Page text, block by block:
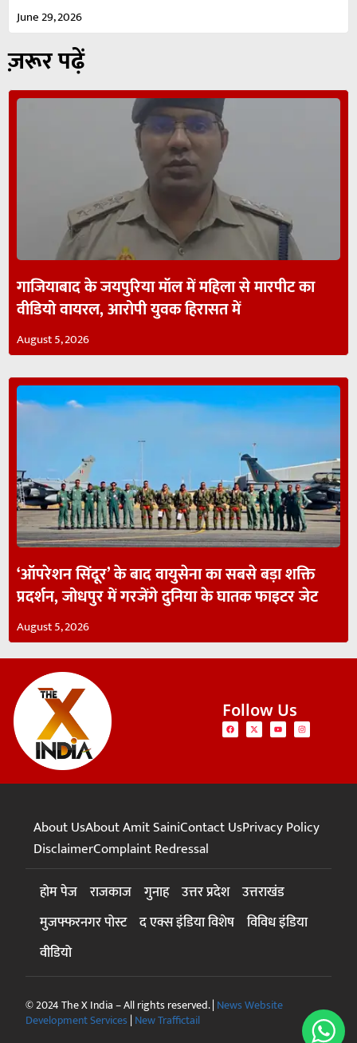
June 29, 2026
ज़रूर पढ़ें
गाजियाबाद के जयपुरिया मॉल में महिला से मारपीट का
वीडियो वायरल, आरोपी युवक हिरासत में
August 5, 2026
‘ऑपरेशन सिंदूर’ के बाद वायुसेना का सबसे बड़ा शक्ति
प्रदर्शन, जोधपुर में गरजेंगे दुनिया के घातक फाइटर जेट
August 5, 2026
Follow Us
About UsAbout Amit SainiContact UsPrivacy Policy
DisclaimerComplaint Redressal
होम पेज राजकाज गुनाह उत्तर प्रदेश उत्तराखंड
मुजफ्फरनगर पोस्ट द एक्स इंडिया विशेष विविध इंडिया
वीडियो
© 2024 The X India – All rights reserved. | News Website
Development Services | New Traffictail